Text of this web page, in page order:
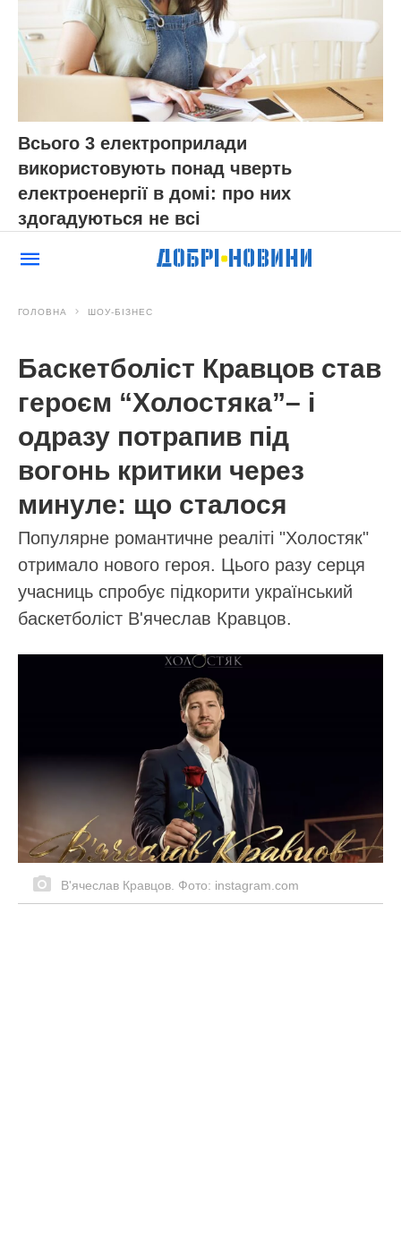
Всього 3 електроприлади
використовують понад чверть
електроенергії в домі: про них
здогадуються не всі